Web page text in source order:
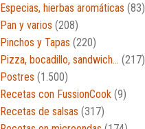
Especias, hierbas aromáticas (83)
Pan y varios (208)
Pinchos y Tapas (220)
Pizza, bocadillo, sandwich… (217)
Postres (1.500)
Recetas con FussionCook (9)
Recetas de salsas (317)